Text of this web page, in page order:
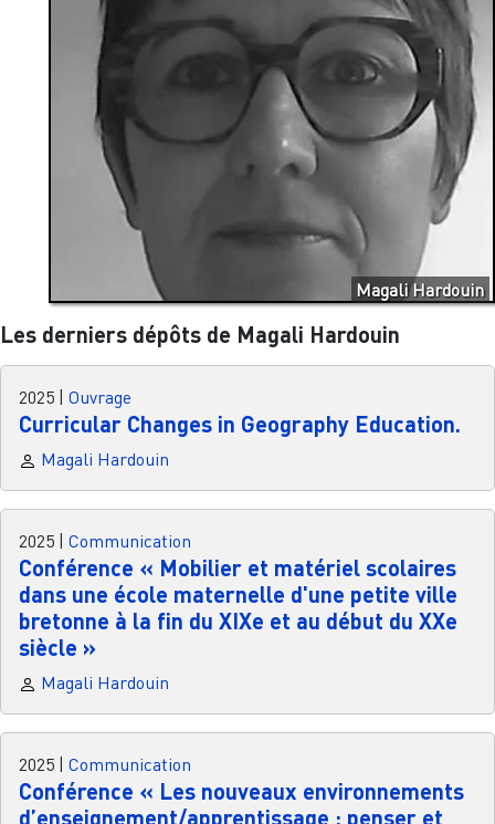
Magali Hardouin
Les derniers dépôts de Magali Hardouin
2025 Ouvrage
Curricular Changes in Geography Education.
Magali Hardouin
2025 Communication
Conférence « Mobilier et matériel scolaires
dans une école maternelle d'une petite ville
bretonne à la fin du XIXe et au début du XXe
siècle »
Magali Hardouin
2025 Communication
Conférence « Les nouveaux environnements
d’enseignement/apprentissage : penser et